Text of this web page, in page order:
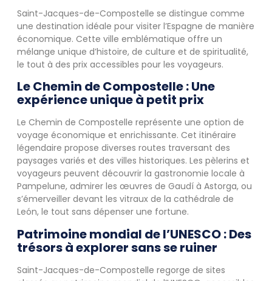
Saint-Jacques-de-Compostelle se distingue comme
une destination idéale pour visiter l’Espagne de manière
économique. Cette ville emblématique offre un
mélange unique d’histoire, de culture et de spiritualité,
le tout à des prix accessibles pour les voyageurs.
Le Chemin de Compostelle : Une
expérience unique à petit prix
Le Chemin de Compostelle représente une option de
voyage économique et enrichissante. Cet itinéraire
légendaire propose diverses routes traversant des
paysages variés et des villes historiques. Les pèlerins et
voyageurs peuvent découvrir la gastronomie locale à
Pampelune, admirer les œuvres de Gaudí à Astorga, ou
s’émerveiller devant les vitraux de la cathédrale de
León, le tout sans dépenser une fortune.
Patrimoine mondial de l’UNESCO : Des
trésors à explorer sans se ruiner
Saint-Jacques-de-Compostelle regorge de sites